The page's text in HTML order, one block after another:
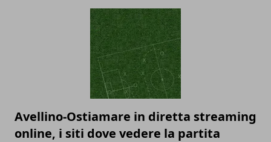
Avellino-Ostiamare in diretta streaming
online, i siti dove vedere la partita